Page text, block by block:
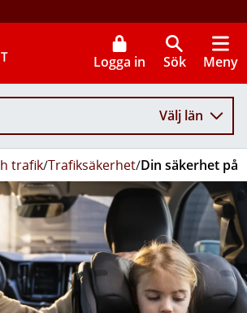
Logga in Sök Meny
Välj län
trafik/Trafiksäkerhet/Din säkerhet på